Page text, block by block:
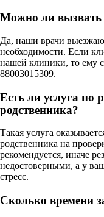
Можно ли вызвать
Да, наши врачи
необходимости. Если
нашей клиники, то ему
88003015309.
Есть ли услуга по
родственника?
Такая услуга
родственника на
рекомендуется, иначе
недостоверными, а у
стресс.
Сколько времени